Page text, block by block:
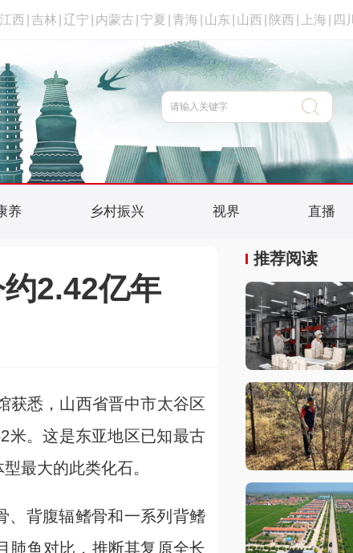
江西 吉林 辽宁 内蒙古 宁夏 青海 山东 山西 陕西 上海 四川
养 乡村振兴 视界 直播
2.42亿年
悉，山西省晋中市太谷区
米。这是东亚地区已知最古
最大的此类化石。
背腹辐鳍骨和一系列背鳍
肺鱼对比，推断其复原全长
推荐阅读